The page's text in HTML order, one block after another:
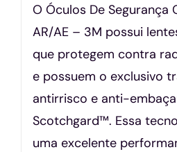
O Óculos De Segurança
AR/AE – 3M possui
que protegem contra
e possuem o exclusivo
antirrisco e anti-
Scotchgard™. Essa
uma excelente